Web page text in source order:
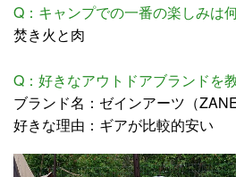
Q：キャンプでの一番の楽しみは
焚き火と肉
Q：好きなアウトドアブランドを
ブランド名：ゼインアーツ（
好きな理由：ギアが比較的安い